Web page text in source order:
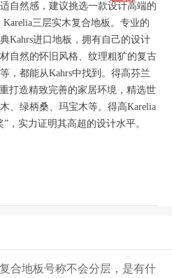
自然感，建议挑选一款设计高端的
Karelia三层实木复合地板。专业的
Kahrs进口地板，拥有自己的设计
自然的怀旧风格、纹理粗犷的复古
，都能从Kahrs中找到。得高芬兰
打造精致完善的家居环境，精选世
、绿柄桑、玛宝木等。得高Karelia
，实力证明其高超的设计水平。
合地板号称不会分层，是有什